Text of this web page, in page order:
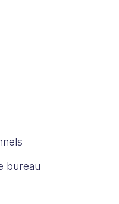
bureau